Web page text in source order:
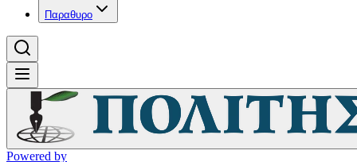
Παραθυρο
Powered by